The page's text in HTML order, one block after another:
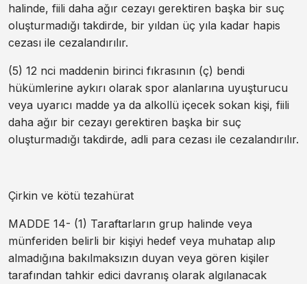
halinde, fiili daha ağır cezayı gerektiren başka bir suç
oluşturmadığı takdirde, bir yıldan üç yıla kadar hapis
cezası ile cezalandırılır.
(5) 12 nci maddenin birinci fıkrasının (ç) bendi
hükümlerine aykırı olarak spor alanlarına uyuşturucu
veya uyarıcı madde ya da alkollü içecek sokan kişi, fiili
daha ağır bir cezayı gerektiren başka bir suç
oluşturmadığı takdirde, adli para cezası ile cezalandırılır.
Çirkin ve kötü tezahürat
MADDE 14- (1) Taraftarların grup halinde veya
münferiden belirli bir kişiyi hedef veya muhatap alıp
almadığına bakılmaksızın duyan veya gören kişiler
tarafından tahkir edici davranış olarak algılanacak